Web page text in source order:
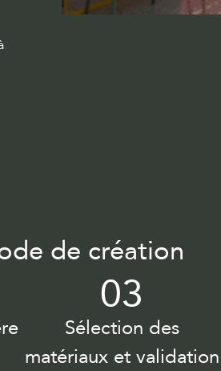
de création
03
Sélection des
matériaux et validation